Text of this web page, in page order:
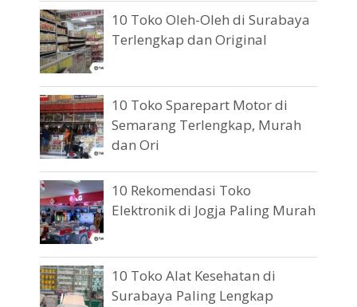
10 Toko Oleh-Oleh di Surabaya
Terlengkap dan Original
10 Toko Sparepart Motor di
Semarang Terlengkap, Murah
dan Ori
10 Rekomendasi Toko
Elektronik di Jogja Paling Murah
10 Toko Alat Kesehatan di
Surabaya Paling Lengkap